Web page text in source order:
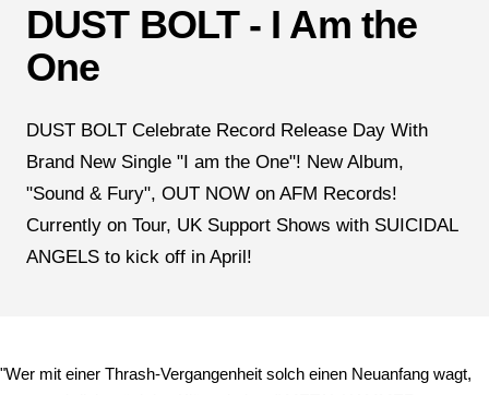
DUST BOLT - I Am the
One
DUST BOLT Celebrate Record Release Day With
Brand New Single "I am the One"! New Album,
"Sound & Fury", OUT NOW on AFM Records!
Currently on Tour, UK Support Shows with SUICIDAL
ANGELS to kick off in April!
"Wer mit einer Thrash-Vergangenheit solch einen Neuanfang wagt,